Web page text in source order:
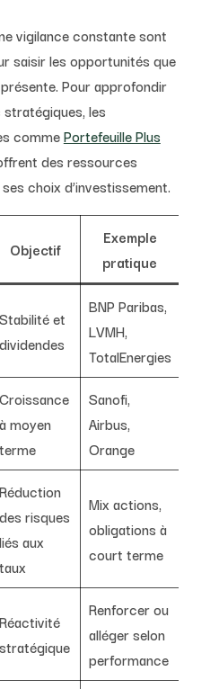
vigilance constante sont
saisir les opportunités que
Pour approfondir
les
commePortefeuille Plus
des ressources
choix d’investissement.
Objectif
Exemple
pratique
Stabilité et
dividendes
BNP Paribas,
LVMH,
TotalEnergies
Croissance
à moyen
terme
Sanofi,
Airbus,
Orange
Réduction
des risques
liés aux
taux
Mix actions,
obligations à
court terme
Réactivité
stratégique
Renforcer ou
alléger selon
performance